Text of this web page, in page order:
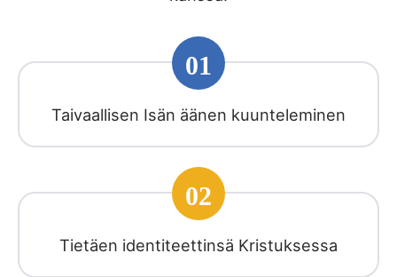
01
Taivaallisen Isän äänen kuunteleminen
02
Tietäen identiteettinsä Kristuksessa